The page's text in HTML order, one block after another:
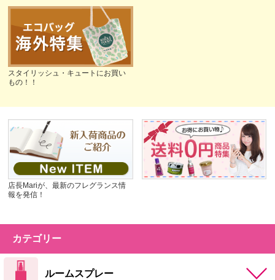
スタイリッシュ・キュートにお買い
もの！！
店長Mariが、最新のフレグランス情
報を発信！
カテゴリー
ルームスプレー